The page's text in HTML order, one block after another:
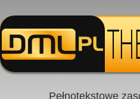
Pełnotekstowe